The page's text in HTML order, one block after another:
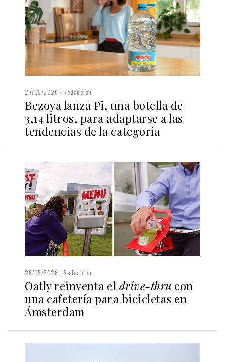
27/05/2026 Redacción
Bezoya lanza Pi, una botella de
3,14 litros, para adaptarse a las
tendencias de la categoría
26/05/2026 Redacción
Oatly reinventa el drive-thru con
una cafetería para bicicletas en
Ámsterdam